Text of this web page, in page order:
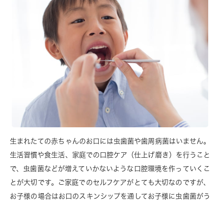
生まれたての赤ちゃんのお口には虫歯菌や歯周病菌はいません。
生活習慣や食生活、家庭での口腔ケア（仕上げ磨き）を行うこと
で、虫歯菌などが増えていかないような口腔環境を作っていくこ
とが大切です。ご家庭でのセルフケアがとても大切なのですが、
お子様の場合はお口のスキンシップを通してお子様に虫歯菌がう